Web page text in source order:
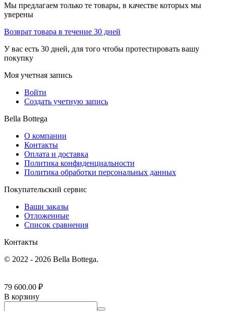
Мы предлагаем только те товары, в качестве которых мы
уверены
Возврат товара в течение 30 дней
У вас есть 30 дней, для того чтобы протестировать вашу
покупку
Моя учетная запись
Войти
Создать учетную запись
Bella Bottega
О компании
Контакты
Оплата и доставка
Политика конфиденциальности
Политика обработки персональных данных
Покупательский сервис
Ваши заказы
Отложенные
Список сравнения
Контакты
© 2022 - 2026 Bella Bottega.
79 600.00 ₽
В корзину